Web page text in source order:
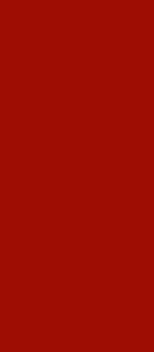
portal in Tripura.